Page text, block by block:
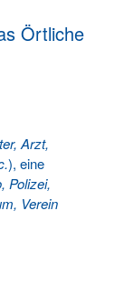
Örtliche
Arzt,
), eine
Polizei,
Verein